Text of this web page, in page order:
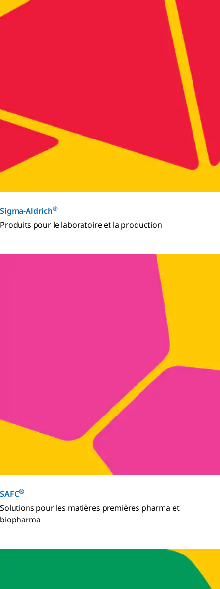
Sigma-Aldrich®
Produits pour le laboratoire et la production
SAFC®
Solutions pour les matières premières pharma et
biopharma